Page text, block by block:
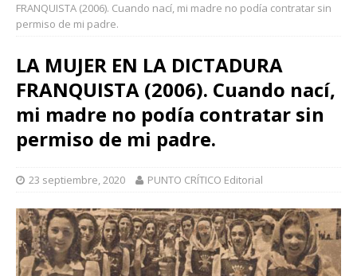
FRANQUISTA (2006). Cuando nací, mi madre no podía contratar sin
permiso de mi padre.
LA MUJER EN LA DICTADURA
FRANQUISTA (2006). Cuando nací,
mi madre no podía contratar sin
permiso de mi padre.
23 septiembre, 2020 PUNTO CRÍTICO Editorial